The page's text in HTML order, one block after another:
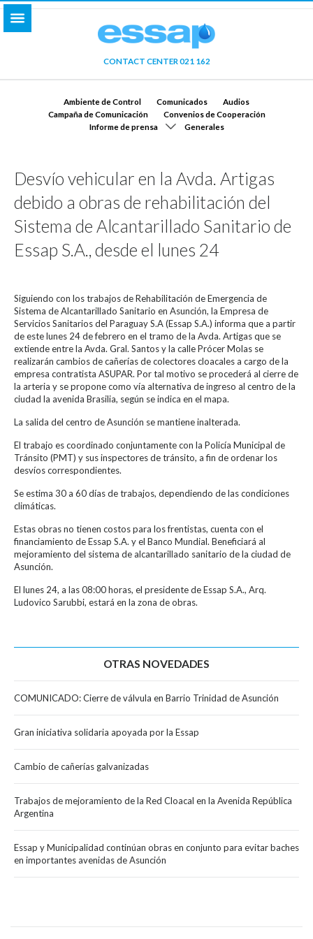
CONTACT CENTER 021 162
Ambiente de Control Comunicados
Audios
Campaña de Comunicación
Convenios de Cooperación
Informe de prensa
Generales
Desvío vehicular en la Avda. Artigas
debido a obras de rehabilitación del
Sistema de Alcantarillado Sanitario de
Essap S.A., desde el lunes 24
Siguiendo con los trabajos de Rehabilitación de Emergencia de
Sistema de Alcantarillado Sanitario en Asunción, la Empresa de
Servicios Sanitarios del Paraguay S.A (Essap S.A.) informa que a partir
de este lunes 24 de febrero en el tramo de la Avda. Artigas que se
extiende entre la Avda. Gral. Santos y la calle Prócer Molas se
realizarán cambios de cañerías de colectores cloacales a cargo de la
empresa contratista ASUPAR. Por tal motivo se procederá al cierre de
la arteria y se propone como vía alternativa de ingreso al centro de la
ciudad la avenida Brasilia, según se indica en el mapa.
La salida del centro de Asunción se mantiene inalterada.
El trabajo es coordinado conjuntamente con la Policía Municipal de
Tránsito (PMT) y sus inspectores de tránsito, a fin de ordenar los
desvíos correspondientes.
Se estima 30 a 60 días de trabajos, dependiendo de las condiciones
climáticas.
Estas obras no tienen costos para los frentistas, cuenta con el
financiamiento de Essap S.A. y el Banco Mundial. Beneficiará al
mejoramiento del sistema de alcantarillado sanitario de la ciudad de
Asunción.
El lunes 24, a las 08:00 horas, el presidente de Essap S.A., Arq.
Ludovico Sarubbi, estará en la zona de obras.
OTRAS NOVEDADES
COMUNICADO: Cierre de válvula en Barrio Trinidad de Asunción
Gran iniciativa solidaria apoyada por la Essap
Cambio de cañerías galvanizadas
Trabajos de mejoramiento de la Red Cloacal en la Avenida República
Argentina
Essap y Municipalidad continúan obras en conjunto para evitar baches
en importantes avenidas de Asunción